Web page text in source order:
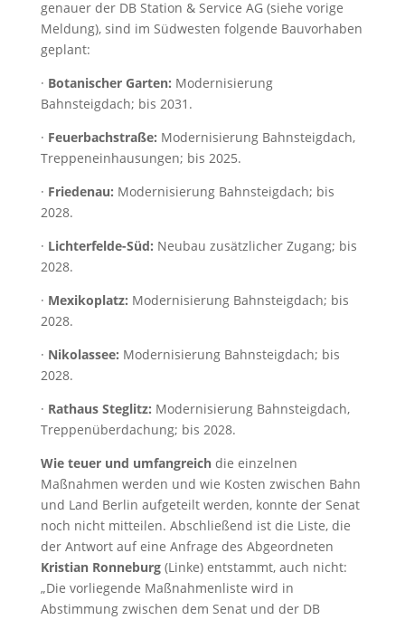
genauer der DB Station & Service AG (siehe vorige
Meldung), sind im Südwesten folgende Bauvorhaben
geplant:
· Botanischer Garten: Modernisierung
Bahnsteigdach; bis 2031.
· Feuerbachstraße: Modernisierung Bahnsteigdach,
Treppeneinhausungen; bis 2025.
· Friedenau: Modernisierung Bahnsteigdach; bis
2028.
· Lichterfelde-Süd: Neubau zusätzlicher Zugang; bis
2028.
· Mexikoplatz: Modernisierung Bahnsteigdach; bis
2028.
· Nikolassee: Modernisierung Bahnsteigdach; bis
2028.
· Rathaus Steglitz: Modernisierung Bahnsteigdach,
Treppenüberdachung; bis 2028.
Wie teuer und umfangreichdie einzelnen
Maßnahmen werden und wie Kosten zwischen Bahn
und Land Berlin aufgeteilt werden, konnte der Senat
noch nicht mitteilen. Abschließend ist die Liste, die
der Antwort auf eine Anfrage des Abgeordneten
Kristian Ronneburg(Linke) entstammt, auch nicht:
„Die vorliegende Maßnahmenliste wird in
Abstimmung zwischen dem Senat und der DB